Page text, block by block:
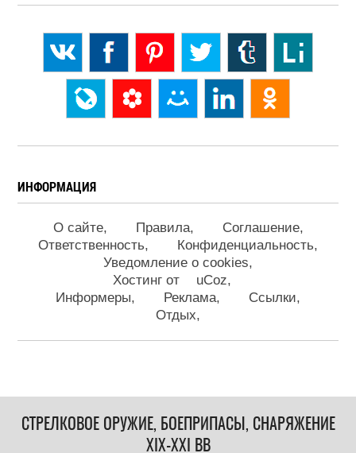
ИНФОРМАЦИЯ
О сайте Правила
Соглашение
Ответственность
Конфиденциальность
Уведомление о cookies
Хостинг от
uCoz
Информеры
Реклама
Ссылки
Отдых
СТРЕЛКОВОЕ ОРУЖИЕ, БОЕПРИПАСЫ, СНАРЯЖЕНИЕ
XIX-XXI ВВ